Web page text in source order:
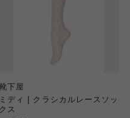
下屋
ミディ | クラシカルレースソッ
クス